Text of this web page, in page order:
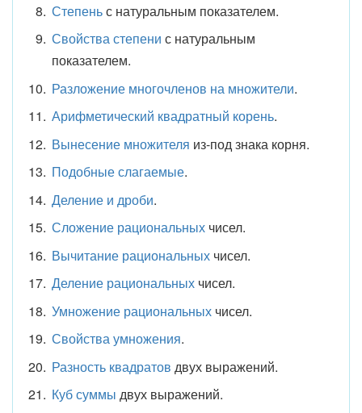
Степеньс натуральным показателем.
Свойства степени с натуральным
показателем.
Разложение многочленов на множители.
Арифметический квадратный корень.
Вынесение множителя из-под знака корня.
Подобные слагаемые.
Деление и дроби.
Сложение рациональныхчисел.
Вычитание рациональныхчисел.
Деление рациональныхчисел.
Умножение рациональныхчисел.
Свойства умножения.
Разность квадратов двух выражений.
Куб суммы двух выражений.